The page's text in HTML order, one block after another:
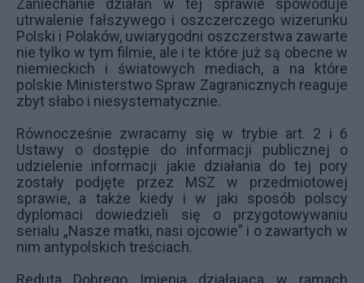
utrwalenie fałszywego i oszczerczego wizerunku
Polski i Polaków, uwiarygodni oszczerstwa zawarte
nie tylko w tym filmie, ale i te które już są obecne w
niemieckich i światowych mediach, a na które
polskie Ministerstwo Spraw Zagranicznych reaguje
zbyt słabo i niesystematycznie.
Równocześnie zwracamy się w trybie art. 2 i 6
Ustawy o dostępie do informacji publicznej o
udzielenie informacji jakie działania do tej pory
zostały podjęte przez MSZ w przedmiotowej
sprawie, a także kiedy i w jaki sposób polscy
dyplomaci dowiedzieli się o przygotowywaniu
serialu „Nasze matki, nasi ojcowie” i o zawartych w
nim antypolskich treściach.
Reduta Dobrego Imienia działająca w ramach